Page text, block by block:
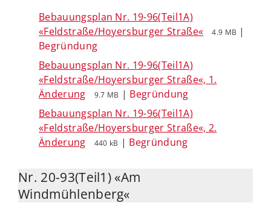
Bebauungsplan Nr. 19-96(Teil1A)
«Feldstraße/Hoyersburger Straße«
4.9 MB |
Begründung
Bebauungsplan Nr. 19-96(Teil1A)
«Feldstraße/Hoyersburger Straße«, 1.
Änderung
9.7 MB | Begründung
Bebauungsplan Nr. 19-96(Teil1A)
«Feldstraße/Hoyersburger Straße«, 2.
Änderung
440 kB | Begründung
Nr. 20-93(Teil1) «Am
Windmühlenberg«